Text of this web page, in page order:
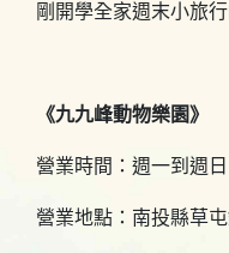
剛開學全家週末小旅
《九九峰動物樂園》
營業時間：週一到週
營業地點：南投縣草